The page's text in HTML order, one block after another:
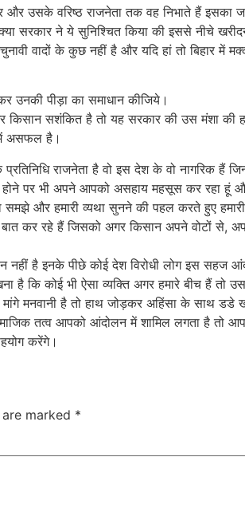
उसके वरिष्ठ राजनेता तक वह निभाते हैं इसका
सरकार ने ये सुनिश्चित किया की इससे नीचे
चुनावी वादों के कुछ नहीं है और यदि हां तो
उनकी पीड़ा का समाधान कीजिये।
किसान सशंकित है तो यह सरकार की उस मंशा
में असफल है।
राजनेता है वो इस देश के वो नागरिक हैं
होने पर भी अपने आपको असहाय महसूस कर रहा
समझे और हमारी व्यथा सुनने की पहल करते हुए
कर रहे हैं जिसको अगर किसान अपने वोटों से,
है इनके पीछे कोई देश विरोधी लोग इस सहज
कि कोई भी ऐसा व्यक्ति अगर हमारे बीच हैं तो
मनवानी है तो हाथ जोड़कर अहिंसा के साथ डडे
तत्व आपको आंदोलन में शामिल लगता है तो
करेंगे।
marked *